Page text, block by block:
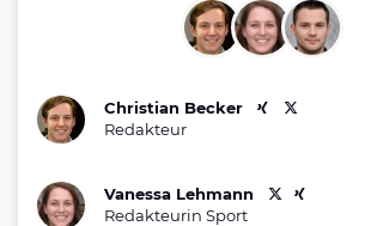
Christian Becker
Redakteur
Vanessa Lehmann
Redakteurin Sport